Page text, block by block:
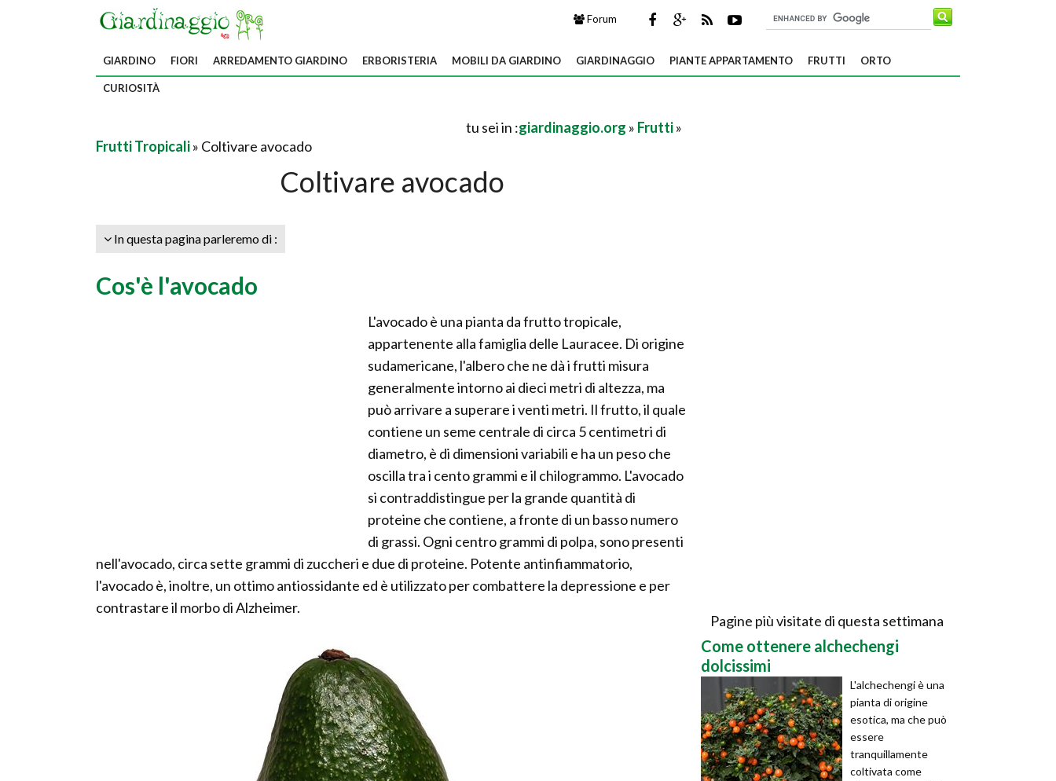
Forum
GIARDINO FIORI ARREDAMENTO GIARDINO ERBORISTERIA MOBILI DA GIARDINO GIARDINAGGIO PIANTE APPARTAMENTO FRUTTI ORTO
CURIOSITÀ
tu sei in :giardinaggio.org » Frutti»
Frutti Tropicali» Coltivare avocado
Coltivare avocado
In questa pagina parleremo di :
Cos'è l'avocado
L'avocado è una pianta da frutto tropicale,
appartenente alla famiglia delle Lauracee. Di origine
sudamericane, l'albero che ne dà i frutti misura
generalmente intorno ai dieci metri di altezza, ma
può arrivare a superare i venti metri. Il frutto, il quale
contiene un seme centrale di circa 5 centimetri di
diametro, è di dimensioni variabili e ha un peso che
oscilla tra i cento grammi e il chilogrammo. L'avocado
si contraddistingue per la grande quantità di
proteine che contiene, a fronte di un basso numero
di grassi. Ogni centro grammi di polpa, sono presenti
nell'avocado, circa sette grammi di zuccheri e due di proteine. Potente antinfiammatorio,
l'avocado è, inoltre, un ottimo antiossidante ed è utilizzato per combattere la depressione e per
contrastare il morbo di Alzheimer.
Pagine più visitate di questa settimana
Come ottenere alchechengi
dolcissimi
L'alchechengi è una
pianta di origine
esotica, ma che può
essere
tranquillamente
coltivata come